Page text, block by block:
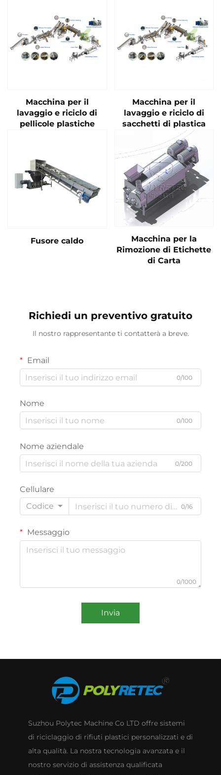
Macchina per il
lavaggio e riciclo di
pellicole plastiche
Macchina per il
lavaggio e riciclo di
sacchetti di plastica
Fusore caldo
Macchina per la
Rimozione di Etichette
di Carta
Richiedi un preventivo gratuito
Il nostro rappresentante ti contatterà a breve.
Email
0/100
Nome
0/100
Nome aziendale
0/200
Cellulare
Codice
0/16
Messaggio
0/1000
Invia
Suzhou Polytec Machine Co LTD offre sistemi
di riciclaggio di rifiuti plastici personalizzati e di
alta qualità. La nostra tecnologia avanzata e il
nostro servizio di assistenza qualificata